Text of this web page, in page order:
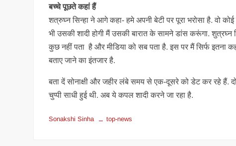
बच्चे पूछते कहां हैं
शत्रुघ्न सिन्हा ने आगे कहा- हमे अपनी बेटी पर पूरा भरोसा है.
भी उसकी शादी होगी मैं उसकी बारात के सामने डांस करूंगा.
कुछ नहीं पता है और मीडिया को सब पता है. इस पर मैं सिर्फ
बताए जाने का इंतजार है.
बता दें सोनाक्षी और जहीर लंबे समय से एक-दूसरे को डेट कर रहे हैं.
चुप्पी साधी हुई थी. अब ये कपल शादी करने जा रहा है.
Sonakshi Sinha top-news